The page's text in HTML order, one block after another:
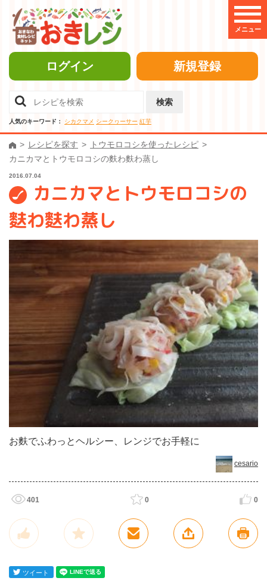
メニュー
ログイン 新規登録
検索
人気のキーワード： シカクマメ シークヮーサー 紅芋
レシピを探す
トウモロコシを使ったレシピ
カニカマとトウモロコシの麩わ麩わ蒸し
2016.07.04
カニカマとトウモロコシの
麩わ麩わ蒸し
お麩でふわっとヘルシー、レンジでお手軽に
cesario
401 0 0